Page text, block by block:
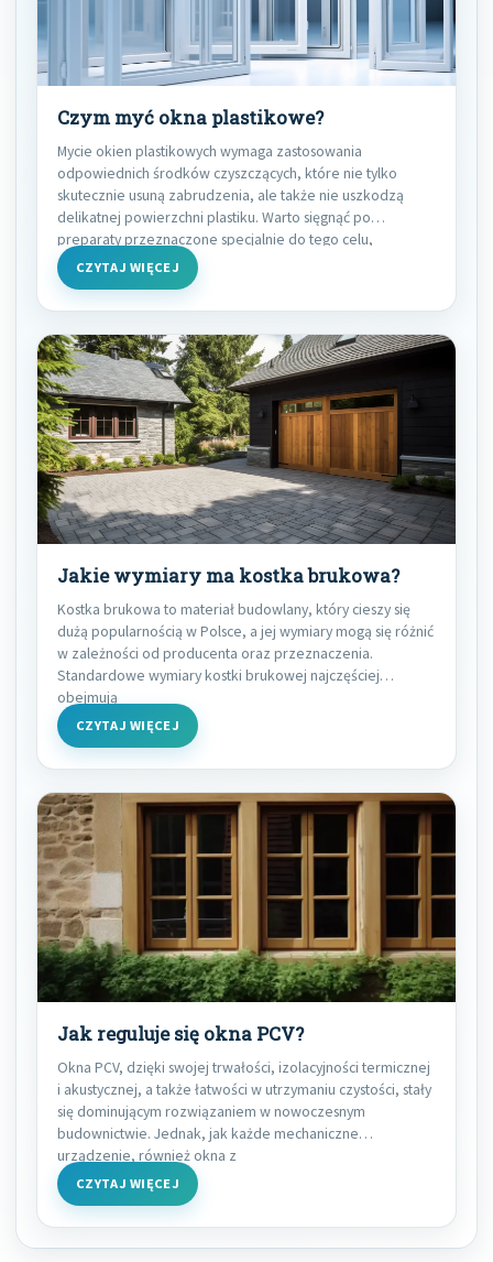
Czym myć okna plastikowe?
Mycie okien plastikowych wymaga zastosowania
odpowiednich środków czyszczących, które nie tylko
skutecznie usuną zabrudzenia, ale także nie uszkodzą
delikatnej powierzchni plastiku. Warto sięgnąć po
preparaty przeznaczone specjalnie do tego celu,
CZYTAJ WIĘCEJ
Jakie wymiary ma kostka brukowa?
Kostka brukowa to materiał budowlany, który cieszy się
dużą popularnością w Polsce, a jej wymiary mogą się różnić
w zależności od producenta oraz przeznaczenia.
Standardowe wymiary kostki brukowej najczęściej
obejmują
CZYTAJ WIĘCEJ
Jak reguluje się okna PCV?
Okna PCV, dzięki swojej trwałości, izolacyjności termicznej
i akustycznej, a także łatwości w utrzymaniu czystości, stały
się dominującym rozwiązaniem w nowoczesnym
budownictwie. Jednak, jak każde mechaniczne
urządzenie, również okna z
CZYTAJ WIĘCEJ